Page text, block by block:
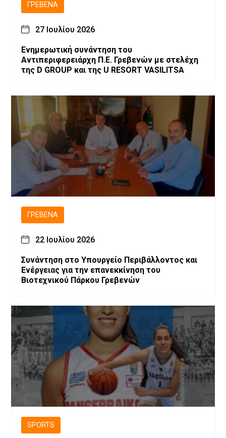
ΓΡΕΒΕΝΆ
27 Ιουλίου 2026
Ενημερωτική συνάντηση του
Αντιπεριφερειάρχη Π.Ε. Γρεβενών με στελέχη
της D GROUP και της U RESORT VASILITSA
ΓΡΕΒΕΝΆ
22 Ιουλίου 2026
Συνάντηση στο Υπουργείο Περιβάλλοντος και
Ενέργειας για την επανεκκίνηση του
Βιοτεχνικού Πάρκου Γρεβενών
SPORTS